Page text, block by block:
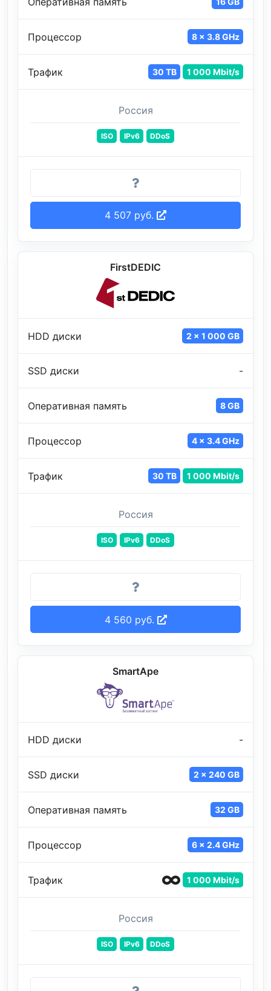
Процессор 8 x 3.8 GHz
Трафик 30 TB 1 000 Mbit/s
Россия
ISO IPv6 DDoS
4 507 руб.
FirstDEDIC
HDD диски 2 x 1 000 GB
SSD диски -
Оперативная память 8 GB
Процессор 4 x 3.4 GHz
Трафик 30 TB 1 000 Mbit/s
Россия
ISO IPv6 DDoS
4 560 руб.
SmartApe
HDD диски -
SSD диски 2 x 240 GB
Оперативная память 32 GB
Процессор 6 x 2.4 GHz
Трафик 1 000 Mbit/s
Россия
ISO IPv6 DDoS